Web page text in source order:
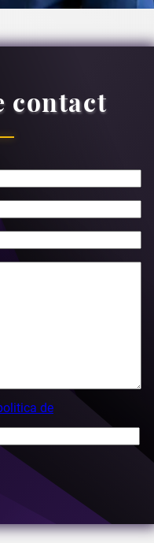
contact
de